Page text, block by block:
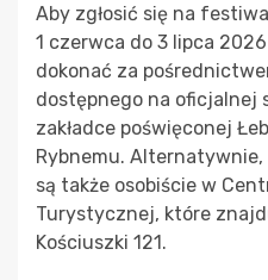
Aby zgłosić się na
1 czerwca do 3 lipca
dokonać za
dostępnego na oficjalnej
zakładce poświęconej
Rybnemu.
są także osobiście w
Turystycznej, które
Kościuszki 121.